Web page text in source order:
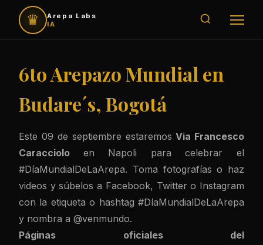
♛
Arepa Labs
IA
6to Arepazo Mundial en
Budare´s, Bogotá
Este 09 de septiembre estaremos Via Francesco
Caracciolo en Napoli para celebrar el
#DíaMundialDeLaArepa. Toma fotografías o haz
videos y súbelos a Facebook, Twitter o Instagram
con la etiqueta o hashtag #DíaMundialDeLaArepa
y nombra a @venmundo.
Páginas oficiales del